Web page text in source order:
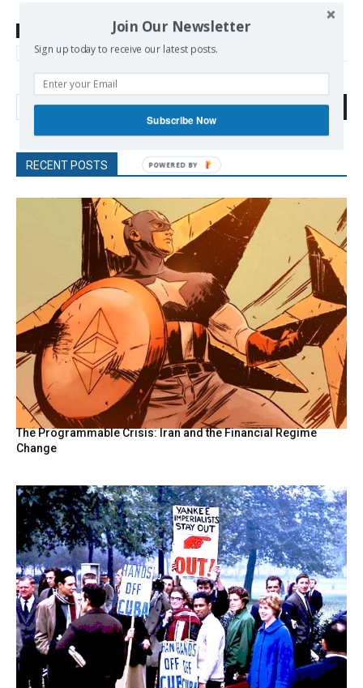
Europe-Russia France Melenchon Jean - Luc
Parti Socialiste PCF Radical Left Socialist Party
Search
RECENT POSTS
The Programmable Crisis: Iran and the Financial Regime
Change
Join Our Newsletter
Sign up today to receive our latest posts.
Subscribe Now